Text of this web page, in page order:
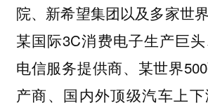
院、新希望集团以及多家世
某国际3C消费电子生产巨
电信服务提供商、某世界
产商、国内外顶级汽车上